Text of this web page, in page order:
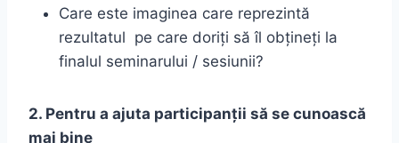
Care este imaginea care reprezintă
rezultatul pe care doriți să îl obțineți la
finalul seminarului / sesiunii?
2. Pentru a ajuta participanții să se cunoască
mai bine